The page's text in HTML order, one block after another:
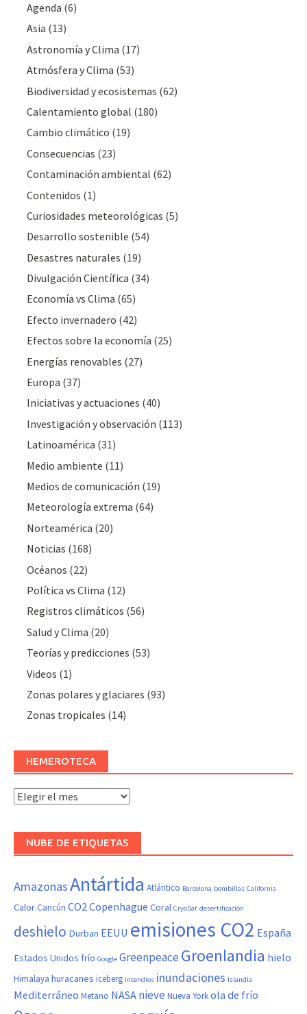
Agenda (6)
Asia (13)
Astronomía y Clima (17)
Atmósfera y Clima (53)
Biodiversidad y ecosistemas (62)
Calentamiento global (180)
Cambio climático (19)
Consecuencias (23)
Contaminación ambiental (62)
Contenidos (1)
Curiosidades meteorológicas (5)
Desarrollo sostenible (54)
Desastres naturales (19)
Divulgación Cientí­fica (34)
Economía vs Clima (65)
Efecto invernadero (42)
Efectos sobre la economía (25)
Energías renovables (27)
Europa (37)
Iniciativas y actuaciones (40)
Investigación y observación (113)
Latinoamérica (31)
Medio ambiente (11)
Medios de comunicación (19)
Meteorologí­a extrema (64)
Norteamérica (20)
Noticias (168)
Océanos (22)
Polí­tica vs Clima (12)
Registros climáticos (56)
Salud y Clima (20)
Teorías y predicciones (53)
Videos (1)
Zonas polares y glaciares (93)
Zonas tropicales (14)
HEMEROTECA
Hemeroteca
NUBE DE ETIQUETAS
AmazonasAntártida Atlántico Barcelona bombillas California
Calor Cancún CO2Copenhague Coral CryoSat desertificación
deshielo Durban EEUU emisiones CO2 España
Estados Unidos frío Google GreenpeaceGroenlandia hielo
Himalaya huracanes iceberg incendios inundaciones Islandia
Mediterráneo Metano NASA nieveNueva Yorkola de frío